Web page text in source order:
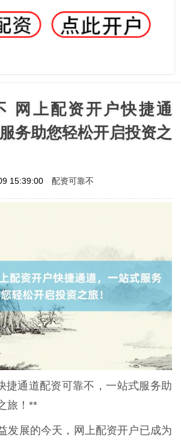
网上配资开户快捷通
务助您轻松开启投资之
15:39:00 配资可靠不
捷通道配资可靠不，一站式服务助
旅！**
发展的今天，网上配资开户已成为